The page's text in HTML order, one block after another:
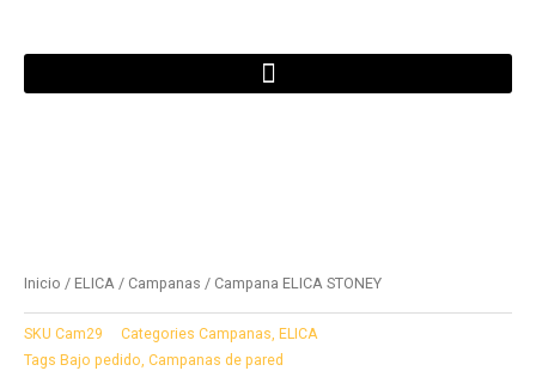
Inicio / ELICA / Campanas / Campana ELICA STONEY
SKU Cam29 Categories Campanas, ELICA
Tags Bajo pedido, Campanas de pared